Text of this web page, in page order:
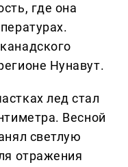
где она
Нунавут.
лед стал
Весной
светлую
отражения